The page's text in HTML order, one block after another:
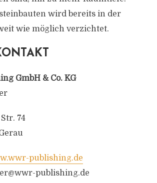
wird bereits in der
wie möglich verzichtet.
GmbH & Co. KG
74
publishing.de
publishing.de